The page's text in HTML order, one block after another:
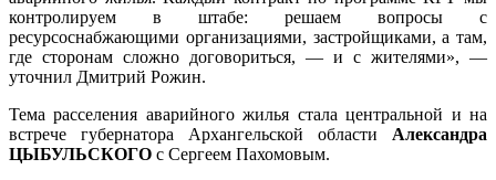
контролируем в штабе: решаем вопросы с
ресурсоснабжающими организациями, застройщиками, а там,
где сторонам сложно договориться, — и с жителями», —
уточнил Дмитрий Рожин.
Тема расселения аварийного жилья стала центральной и на
встрече губернатора Архангельской области Александра
ЦЫБУЛЬСКОГО с Сергеем Пахомовым.